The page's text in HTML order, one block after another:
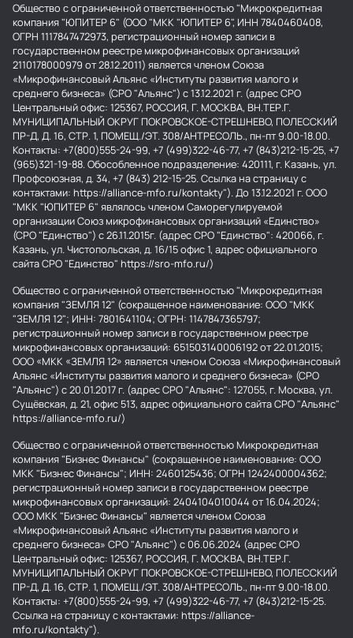
Общество с ограниченной ответственностью "Микрокредитная
компания "ЮПИТЕР 6" (ООО "МКК "ЮПИТЕР 6", ИНН 7840460408,
ОГРН 1117847472973, регистрационный номер записи в
государственном реестре микрофинансовых организаций
2110178000979 от 28.12.2011) является членом Союза
«Микрофинансовый Альянс «Институты развития малого и
среднего бизнеса» (СРО "Альянс") с 13.12.2021 г. (адрес СРО
Центральный офис: 125367, РОССИЯ, Г. МОСКВА, ВН.ТЕР.Г.
МУНИЦИПАЛЬНЫЙ ОКРУГ ПОКРОВСКОЕ-СТРЕШНЕВО, ПОЛЕССКИЙ
ПР-Д, Д. 16, СТР. 1, ПОМЕЩ./ЭТ. 308/АНТРЕСОЛЬ., пн-пт 9.00-18.00.
Контакты: +7(800)555-24-99, +7 (499)322-46-77, +7 (843)212-15-25, +7
(965)321-19-88. Обособленное подразделение: 420111, г. Казань, ул.
Профсоюзная, д. 34, +7 (843) 212-15-25. Ссылка на страницу с
контактами: https://alliance-mfo.ru/kontakty"). До 13.12.2021 г. ООО
"МКК "ЮПИТЕР 6" являлось членом Саморегулируемой
организации Союз микрофинансовых организаций «Единство»
(СРО "Единство") с 26.11.2015г. (адрес СРО "Единство": 420066, г.
Казань, ул. Чистопольская, д. 16/15 офис 1, адрес официального
сайта СРО "Единство" https://sro-mfo.ru/)
Общество с ограниченной ответственностью "Микрокредитная
компания "ЗЕМЛЯ 12" (сокращенное наименование: ООО "МКК
"ЗЕМЛЯ 12"; ИНН: 7801641104; ОГРН: 1147847365797;
регистрационный номер записи в государственном реестре
микрофинансовых организаций: 651503140006192 от 22.01.2015;
ООО «МКК «ЗЕМЛЯ 12» является членом Союза «Микрофинансовый
Альянс «Институты развития малого и среднего бизнеса» (СРО
"Альянс") с 20.01.2017 г. (адрес СРО "Альянс": 127055, г. Москва, ул.
Сущёвская, д. 21, офис 513, адрес официального сайта СРО "Альянс"
https://alliance-mfo.ru/)
Общество с ограниченной ответственностью Микрокредитная
компания "Бизнес Финансы" (сокращенное наименование: ООО
МКК "Бизнес Финансы"; ИНН: 2460125436; ОГРН 1242400004362;
регистрационный номер записи в государственном реестре
микрофинансовых организаций: 2404104010044 от 16.04.2024;
ООО МКК "Бизнес Финансы" является членом Союза
«Микрофинансовый Альянс «Институты развития малого и
среднего бизнеса» СРО "Альянс") с 06.06.2024 (адрес СРО
Центральный офис: 125367, РОССИЯ, Г. МОСКВА, ВН.ТЕР.Г.
МУНИЦИПАЛЬНЫЙ ОКРУГ ПОКРОВСКОЕ-СТРЕШНЕВО, ПОЛЕССКИЙ
ПР-Д, Д. 16, СТР. 1, ПОМЕЩ./ЭТ. 308/АНТРЕСОЛЬ., пн-пт 9.00-18.00.
Контакты: +7(800)555-24-99, +7 (499)322-46-77, +7 (843)212-15-25.
Ссылка на страницу с контактами: https://alliance-
mfo.ru/kontakty").